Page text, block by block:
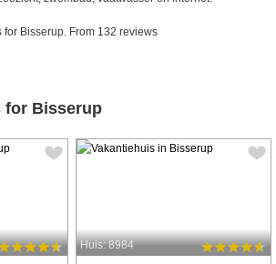
for Bisserup. From 132 reviews
for Bisserup
Huis: 8984